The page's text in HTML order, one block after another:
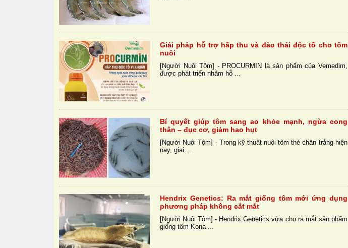
Giải pháp hỗ trợ hấp thu và đào thải độc tố cho tôm
nuôi
[Người Nuôi Tôm] - PROCURMIN là sản phẩm của Vemedim,
được phát triển nhằm hỗ ...
Bí quyết giúp tôm sang ao khỏe mạnh, ngừa cong
thân – đục cơ, giảm hao hụt
[Người Nuôi Tôm] - Trong kỹ thuật nuôi tôm thẻ chân trắng hiện
nay, giai ...
Hendrix Genetics: Ra mắt giống tôm mới ứng dụng
phương pháp không cắt mắt
[Người Nuôi Tôm] - Hendrix Genetics vừa cho ra mắt sản phẩm
giống tôm Kona ...